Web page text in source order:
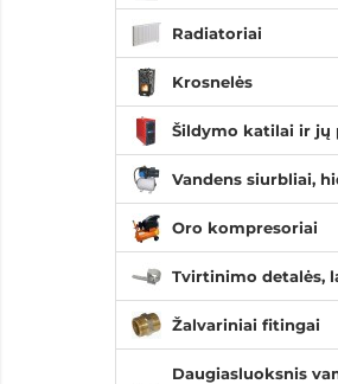
Radiatoriai
Krosnelės
Šildymo katilai ir jų
Vandens siurbliai,
Oro kompresoriai
Tvirtinimo detalės,
Žalvariniai fitingai
Daugiasluoksnis